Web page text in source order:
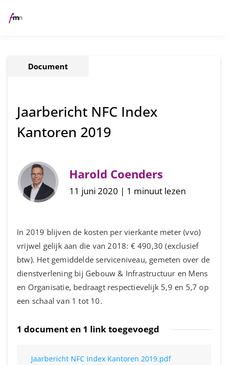
Document
Jaarbericht NFC Index
Kantoren 2019
Harold Coenders
11 juni 2020 | 1 minuut lezen
In 2019 blijven de kosten per vierkante meter (vvo)
vrijwel gelijk aan die van 2018: € 490,30 (exclusief
btw). Het gemiddelde serviceniveau, gemeten over de
dienstverlening bij Gebouw & Infrastructuur en Mens
en Organisatie, bedraagt respectievelijk 5,9 en 5,7 op
een schaal van 1 tot 10.
1 document en 1 link toegevoegd
Jaarbericht NFC Index Kantoren 2019.pdf